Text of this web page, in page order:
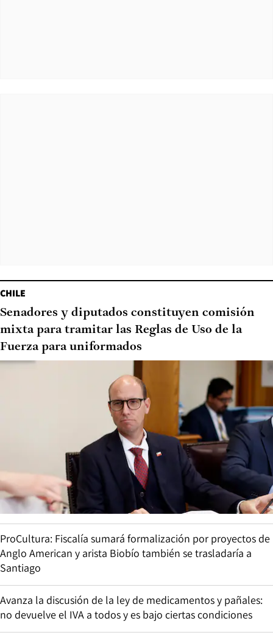
CHILE
Senadores y diputados constituyen comisión
mixta para tramitar las Reglas de Uso de la
Fuerza para uniformados
ProCultura: Fiscalía sumará formalización por proyectos de
Anglo American y arista Biobío también se trasladaría a
Santiago
Avanza la discusión de la ley de medicamentos y pañales:
no devuelve el IVA a todos y es bajo ciertas condiciones